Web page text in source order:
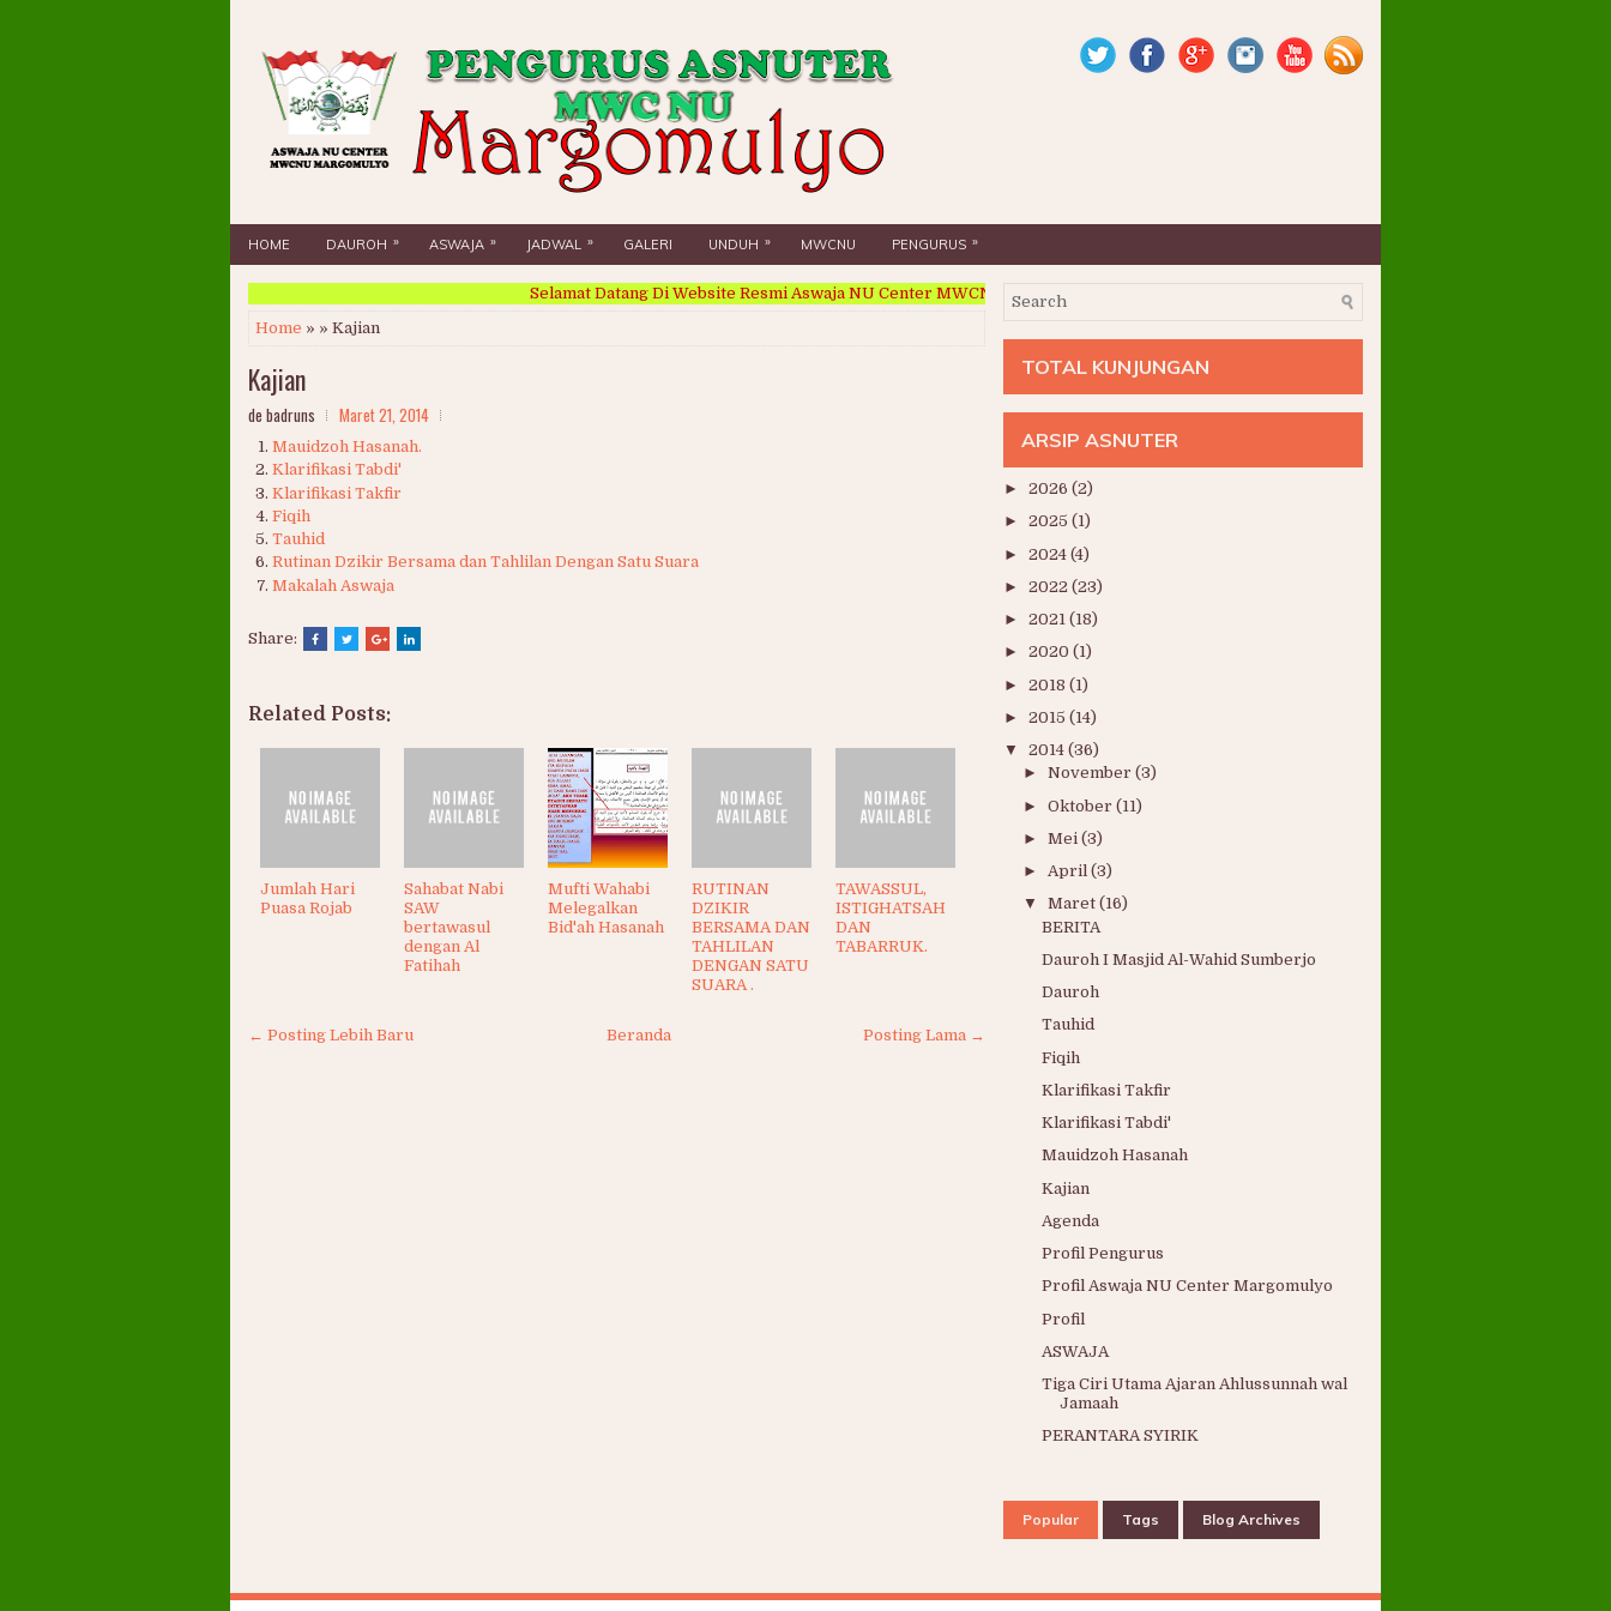
HOME DAUROH » ASWAJA » JADWAL » GALERI UNDUH » MWCNU PENGURUS »
Selamat Datang Di Website Resmi Aswaja NU Center MWCNU Margomulyo Kabupaten Bojonegoro Jawa Timur. =====> Lailatul Ijtima' NU
Home » » Kajian
Kajian
de badruns Maret 21, 2014
Mauidzoh Hasanah.
Klarifikasi Tabdi'
Klarifikasi Takfir
Fiqih
Tauhid
Rutinan Dzikir Bersama dan Tahlilan Dengan Satu Suara
Makalah Aswaja
Share:
Related Posts:
Jumlah Hari
Puasa Rojab
Sahabat Nabi
SAW
bertawasul
dengan Al
Fatihah
Mufti Wahabi
Melegalkan
Bid'ah Hasanah
RUTINAN
DZIKIR
BERSAMA DAN
TAHLILAN
DENGAN SATU
SUARA .
TAWASSUL,
ISTIGHATSAH
DAN
TABARRUK.
← Posting Lebih Baru Posting Lama →
Beranda
TOTAL KUNJUNGAN
ARSIP ASNUTER
► 2026 (2)
► 2025 (1)
► 2024 (4)
► 2022 (23)
► 2021 (18)
► 2020 (1)
► 2018 (1)
► 2015 (14)
▼ 2014 (36)
► November (3)
► Oktober (11)
► Mei (3)
► April (3)
▼ Maret (16)
BERITA
Dauroh I Masjid Al-Wahid Sumberjo
Dauroh
Tauhid
Fiqih
Klarifikasi Takfir
Klarifikasi Tabdi'
Mauidzoh Hasanah
Kajian
Agenda
Profil Pengurus
Profil Aswaja NU Center Margomulyo
Profil
ASWAJA
Tiga Ciri Utama Ajaran Ahlussunnah wal
Jamaah
PERANTARA SYIRIK
Popular Tags Blog Archives